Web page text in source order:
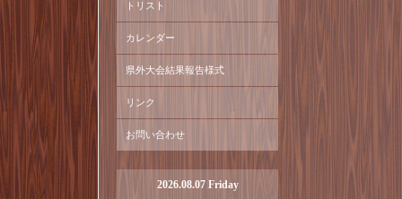
トリスト
カレンダー
県外大会結果報告様式
リンク
お問い合わせ
2026.08.07 Friday